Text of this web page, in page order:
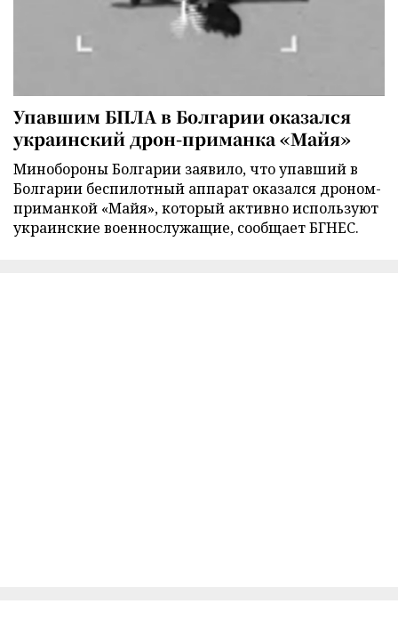
Упавшим БПЛА в Болгарии оказался
украинский дрон-приманка «Майя»
Минобороны Болгарии заявило, что упавший в
Болгарии беспилотный аппарат оказался дроном-
приманкой «Майя», который активно используют
украинские военнослужащие, сообщает БГНЕС.